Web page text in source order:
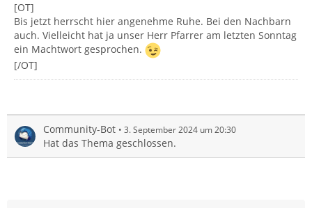
[OT]
Bis jetzt herrscht hier angenehme Ruhe. Bei den Nachbarn
auch. Vielleicht hat ja unser Herr Pfarrer am letzten Sonntag
ein Machtwort gesprochen.
[/OT]
Community-Bot 3. September 2024 um 20:30
Hat das Thema geschlossen.